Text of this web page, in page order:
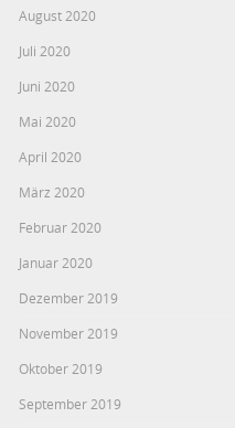
August 2020
Juli 2020
Juni 2020
Mai 2020
April 2020
März 2020
Februar 2020
Januar 2020
Dezember 2019
November 2019
Oktober 2019
September 2019